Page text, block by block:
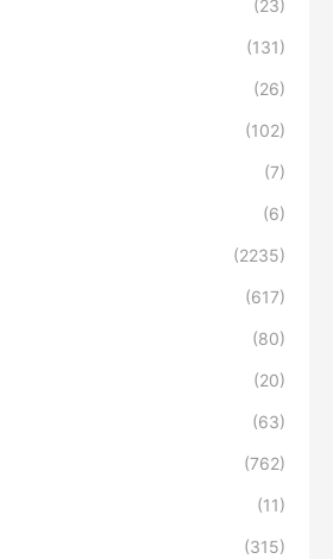
(23)
(131)
(26)
(102)
(7)
(6)
(2235)
(617)
(80)
(20)
(63)
(762)
(11)
(315)